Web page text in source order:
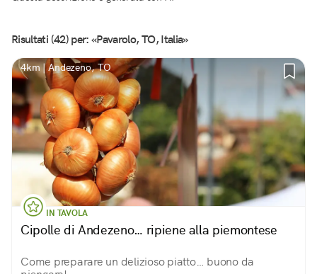
Risultati (42) per: «Pavarolo, TO, Italia»
4km | Andezeno, TO
IN TAVOLA
Cipolle di Andezeno… ripiene alla piemontese
Come preparare un delizioso piatto… buono da